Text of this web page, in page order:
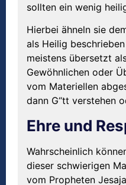
sollten ein wenig
Hierbei ähneln sie
als Heilig
meistens übersetzt
Gewöhnlichen oder
vom Materiellen
dann G“tt verstehen
Ehre und
Wahrscheinlich
dieser schwierigen
vom Propheten